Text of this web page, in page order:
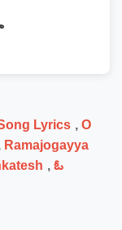
Lyrics , O
Ramajogayya
, ఓ